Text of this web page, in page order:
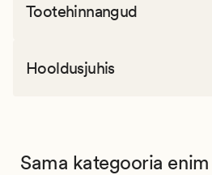
Tootehinnangud
Hooldusjuhis
Sama kategooria